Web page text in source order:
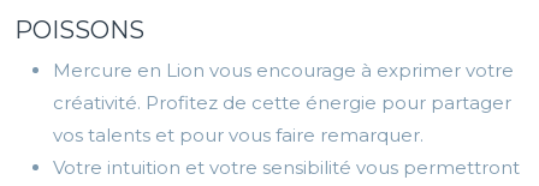
POISSONS
Mercure en Lion vous encourage à exprimer votre
créativité. Profitez de cette énergie pour partager
vos talents et pour vous faire remarquer.
Votre intuition et votre sensibilité vous permettront